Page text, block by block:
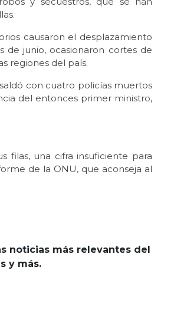
causaron el desplazamiento
de junio, ocasionaron cortes de
regiones del país.
con cuatro policías muertos
del entonces primer ministro,
filas, una cifra insuficiente para
de la ONU, que aconseja al
noticias más relevantes del
y más.